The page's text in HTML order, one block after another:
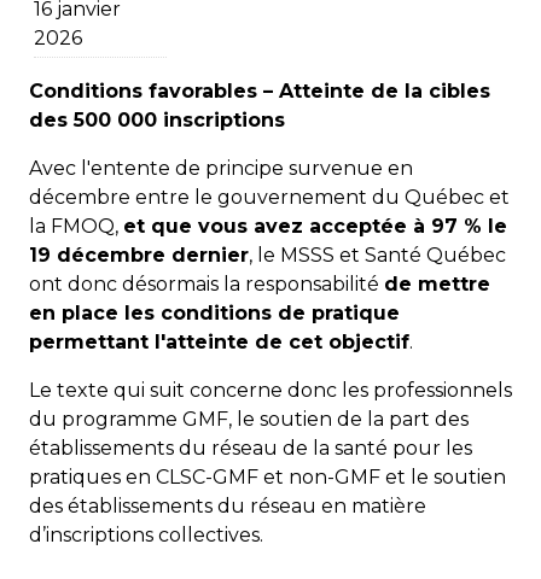
16 janvier
2026
Conditions favorables – Atteinte de la cibles
des 500 000 inscriptions
Avec l'entente de principe survenue en
décembre entre le gouvernement du Québec et
la FMOQ, et que vous avez acceptée à 97 % le
19 décembre dernier, le MSSS et Santé Québec
ont donc désormais la responsabilité de mettre
en place les conditions de pratique
permettant l'atteinte de cet objectif.
Le texte qui suit concerne donc les professionnels
du programme GMF, le soutien de la part des
établissements du réseau de la santé pour les
pratiques en CLSC-GMF et non-GMF et le soutien
des établissements du réseau en matière
d’inscriptions collectives.